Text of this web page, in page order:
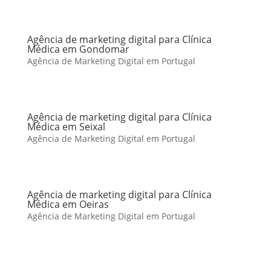
Agência de marketing digital para Clínica
Médica em Gondomar
Agência de Marketing Digital em Portugal
Agência de marketing digital para Clínica
Médica em Seixal
Agência de Marketing Digital em Portugal
Agência de marketing digital para Clínica
Médica em Oeiras
Agência de Marketing Digital em Portugal